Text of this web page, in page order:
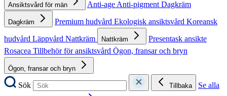
Ansiktsvård för män Anti-ageAnti-pigmentDagkräm
Dagkräm Premium hudvård Ekologisk ansiktsvård Koreansk
hudvård Läppvård Nattkräm Nattkräm
Presentask ansikte
Rosacea Tillbehör för ansiktsvård Ögon, fransar och bryn
Ögon, fransar och bryn
Sök Tillbaka
Se alla